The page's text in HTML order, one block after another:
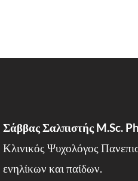
Σάββας Σαλπιστής M.Sc.
Κλινικός Ψυχολόγος
ενηλίκων και παίδων.